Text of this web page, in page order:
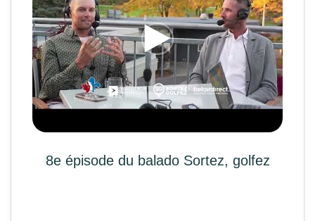
8e épisode du balado Sortez, golfez